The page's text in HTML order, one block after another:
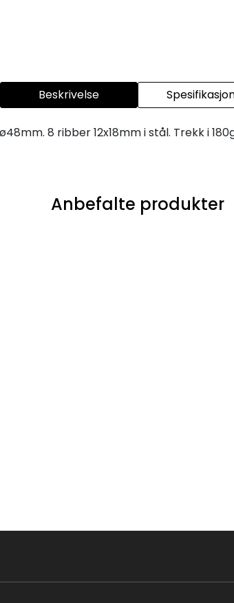
Beskrivelse
8 ribber 12x18mm i stål. Trekk i
Anbefalte produkter